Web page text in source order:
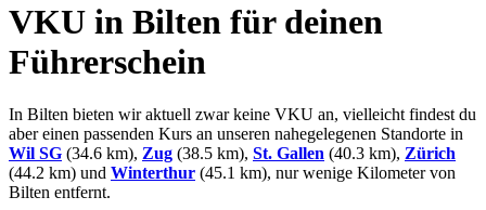
VKU in Bilten für deinen
Führerschein
In Bilten bieten wir aktuell zwar keine VKU an, vielleicht findest du
aber einen passenden Kurs an unseren nahegelegenen Standorte in
Wil SG (34.6 km), Zug (38.5 km), St. Gallen (40.3 km), Zürich
(44.2 km) und Winterthur (45.1 km), nur wenige Kilometer von
Bilten entfernt.